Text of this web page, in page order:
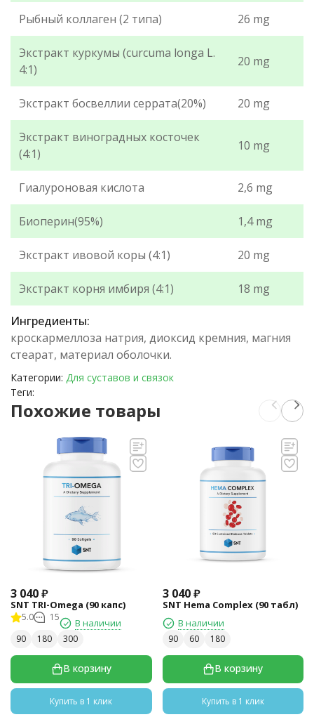
Рыбный коллаген (2 типа) 26 mg
Экстракт куркумы (curcuma longa L.
4:1)
20 mg
Экстракт босвеллии серрата(20%) 20 mg
Экстракт виноградных косточек
(4:1)
10 mg
Гиалуроновая кислота 2,6 mg
Биоперин(95%) 1,4 mg
Экстракт ивовой коры (4:1) 20 mg
Экстракт корня имбиря (4:1) 18 mg
Ингредиенты:
кроскармеллоза натрия, диоксид кремния, магния
стеарат, материал оболочки.
Категории: Для суставов и связок
Теги:
Похожие товары
3 040₽
SNT TRI-Omega (90 капс)
5.0 15 В наличии
90 180 300
В корзину
Купить в 1 клик
3 040 ₽
SNT Hema Complex (90 табл)
В наличии
90 60 180
В корзину
Купить в 1 клик